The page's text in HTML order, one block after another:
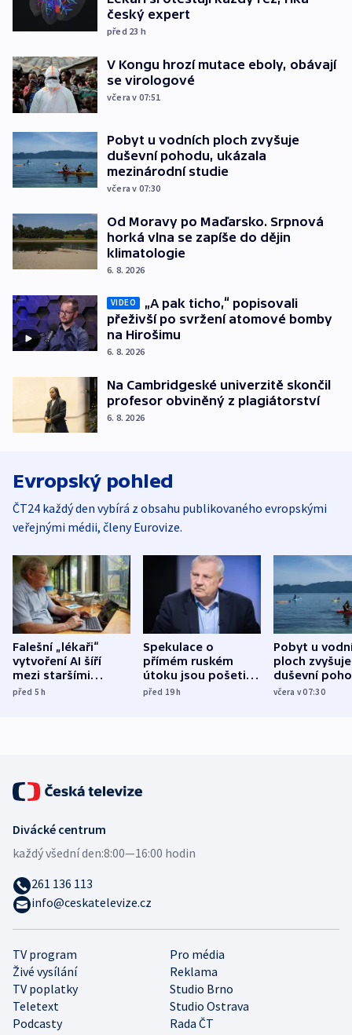
český expert
před 23 h
V Kongu hrozí mutace eboly, obávají
se virologové
včera v 07:51
Pobyt u vodních ploch zvyšuje
duševní pohodu, ukázala
mezinárodní studie
včera v 07:30
Od Moravy po Maďarsko. Srpnová
horká vlna se zapíše do dějin
klimatologie
6. 8. 2026
VIDEO
„A pak ticho,“ popisovali
přeživší po svržení atomové bomby
na Hirošimu
6. 8. 2026
Na Cambridgeské univerzitě skončil
profesor obviněný z plagiátorství
6. 8. 2026
Evropský pohled
ČT24 každý den vybírá z obsahu publikovaného evropskými
veřejnými médii, členy Eurovize.
Falešní „lékaři“
vytvoření AI šíří
mezi staršími
Poláky nebezpečné
před 5h
Spekulace o
přímém ruském
útoku jsou pošetilé,
míní estonský
před 19h
Pobyt u
ploch zvyšuje
duševní
ukázala
včera v 07:30
TV program
Pro média
Živé vysílání
Reklama
TV poplatky
Studio Brno
Teletext
Studio Ostrava
Podcasty
Rada ČT
Divácké centrum
každý všední den:8:00—16:00 hodin
261 136 113
info@ceskatelevize.cz